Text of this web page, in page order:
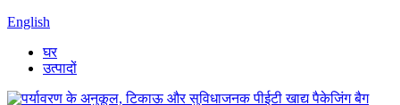
English
घर
उत्पादों